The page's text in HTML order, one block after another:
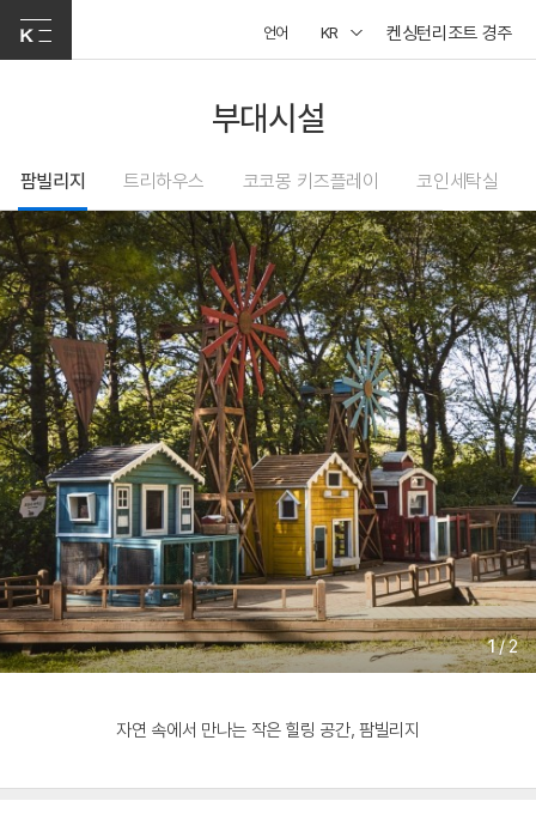
언어 KR 켄싱턴리조트 경주
부대시설
팜빌리지 트리하우스 코코몽 키즈플레이 코인세탁실
1/2
자연 속에서 만나는 작은 힐링 공간, 팜빌리지